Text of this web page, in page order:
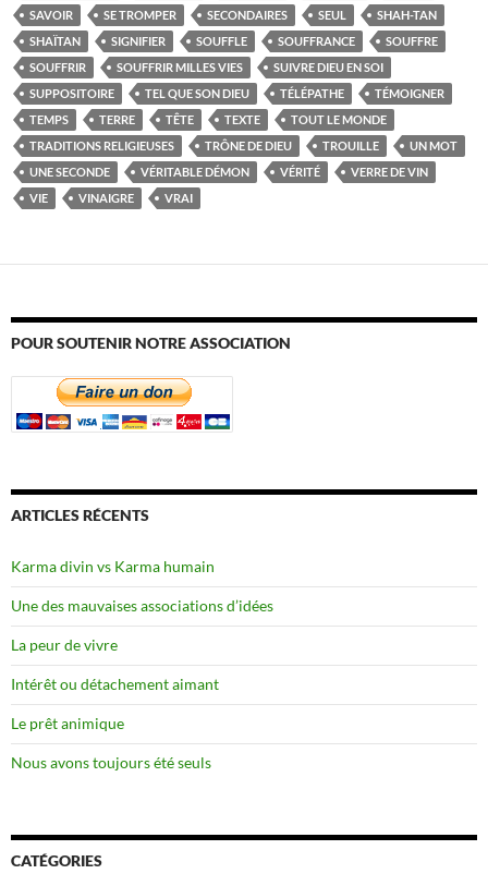
SAVOIR
SE TROMPER SECONDAIRES SEUL
SHAH-TAN
SHAÏTAN
SIGNIFIER SOUFFLE SOUFFRANCE
SOUFFRE
SOUFFRIR
SOUFFRIR MILLES VIES
SUIVRE DIEU EN SOI
SUPPOSITOIRE
TEL QUE SON DIEU TÉLÉPATHE
TÉMOIGNER
TEMPS
TERRE TÊTE TEXTE
TOUT LE MONDE
TRADITIONS RELIGIEUSES
TRÔNE DE DIEU TROUILLE
UN MOT
UNE SECONDE
VÉRITABLE DÉMON VÉRITÉ
VERRE DE VIN
VIE
VINAIGRE VRAI
POUR SOUTENIR NOTRE ASSOCIATION
ARTICLES RÉCENTS
Karma divin vs Karma humain
Une des mauvaises associations d’idées
La peur de vivre
Intérêt ou détachement aimant
Le prêt animique
Nous avons toujours été seuls
CATÉGORIES